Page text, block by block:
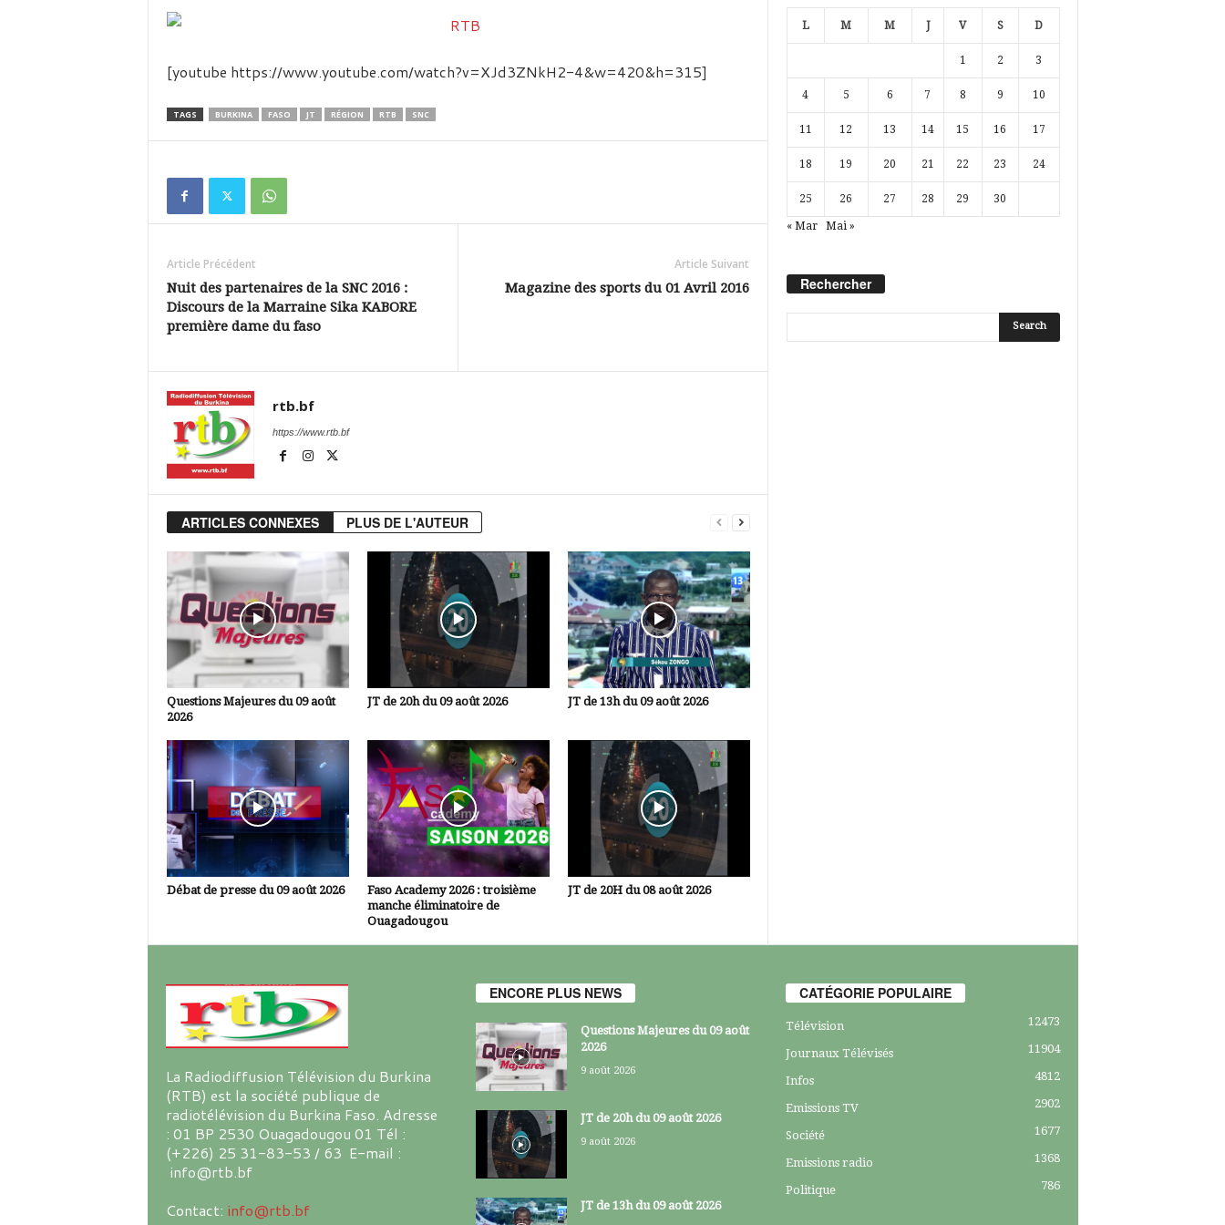
d
k
[youtube https://www.youtube.com/watch?v=XJd3ZNkH2-4&w=420&h=315]
TAGS BURKINA FASO JT RÉGION RTB SNC
Article Précédent
Nuit des partenaires de la SNC 2016 :
Discours de la Marraine Sika KABORE
première dame du faso
Article Suivant
Magazine des sports du 01 Avril 2016
rtb.bf
https://www.rtb.bf
ARTICLES CONNEXES PLUS DE L'AUTEUR
Questions Majeures du 09 août
2026
JT de 20h du 09 août 2026 JT de 13h du 09 août 2026
Débat de presse du 09 août 2026
Faso Academy 2026 : troisième
manche éliminatoire de
Ouagadougou
JT de 20H du 08 août 2026
L M M J V S D
1 2 3
4 5 6 7 8 9 10
11 12 13 14 15 16 17
18 19 20 21 22 23 24
25 26 27 28 29 30
« Mar Mai »
Rechercher
La Radiodiffusion Télévision du Burkina
(RTB) est la société publique de
radiotélévision du Burkina Faso. Adresse
: 01 BP 2530 Ouagadougou 01 Tél :
(+226) 25 31-83-53 / 63 E-mail :
info@rtb.bf
Contact: info@rtb.bf
ENCORE PLUS NEWS
Questions Majeures du 09 août
2026
9 août 2026
JT de 20h du 09 août 2026
9 août 2026
JT de 13h du 09 août 2026
CATÉGORIE POPULAIRE
Télévision 12473
Journaux Télévisés 11904
Infos 4812
Emissions TV 2902
Société 1677
Emissions radio 1368
Politique 786